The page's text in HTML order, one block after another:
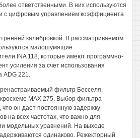
ответственными. В них используются
с цифровым управлением коэффициента
калибровкой. В рассматриваемом
малошумящие
INA 118, которые имеют программно-
усиления за счет использования
ADG 221.
фильтр Бесселя,
МАХ 275. Выбор фильтра
что он дает постоянную задержку
на всех частотах, что важно для
модельных уравнений. На выходе
одинаково. Режекторный